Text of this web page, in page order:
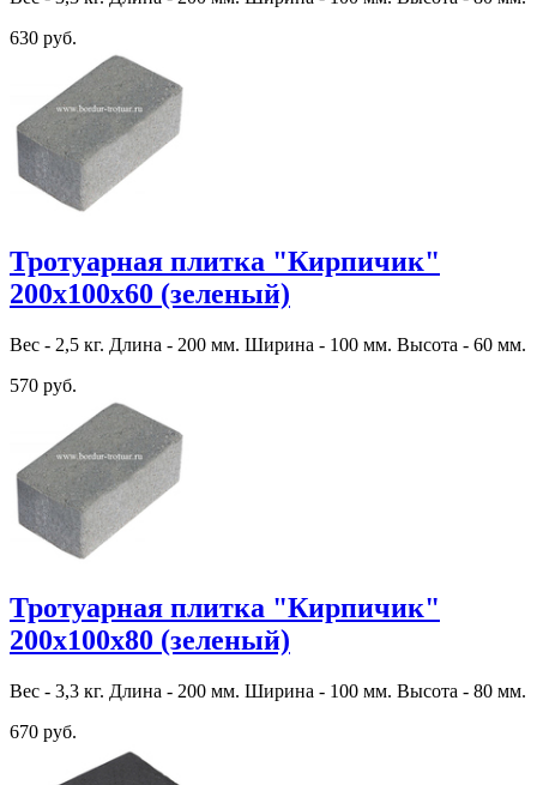
630 руб.
Тротуарная плитка "Кирпичик"
200х100х60 (зеленый)
Вес - 2,5 кг. Длина - 200 мм. Ширина - 100 мм. Высота - 60 мм.
570 руб.
Тротуарная плитка "Кирпичик"
200х100х80 (зеленый)
Вес - 3,3 кг. Длина - 200 мм. Ширина - 100 мм. Высота - 80 мм.
670 руб.